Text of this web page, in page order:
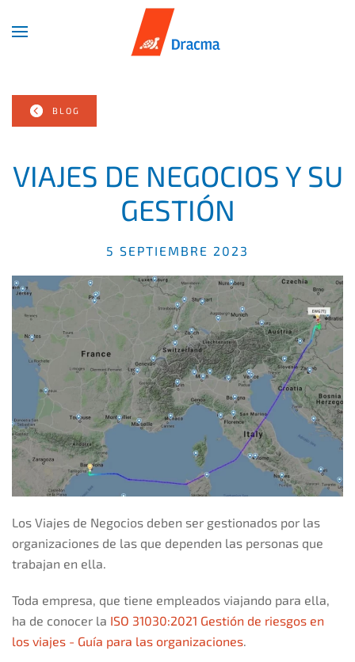
content
BLOG
VIAJES DE NEGOCIOS Y SU
GESTIÓN
5 SEPTIEMBRE 2023
Los Viajes de Negocios deben ser gestionados por las
organizaciones de las que dependen las personas que
trabajan en ella.
Toda empresa, que tiene empleados viajando para ella,
ha de conocer la ISO 31030:2021 Gestión de riesgos en
los viajes - Guía para las organizaciones